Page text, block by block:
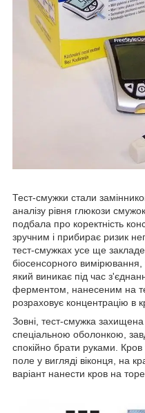
Тест-смужки стали
аналізу рівня глюкози
подбала про коректність
зручним і прибирає ризик
тест-смужках усе ще
біосенсорного
який виникає під час
ферментом, нанесеним на
розраховує концентрацію в
Зовні, тест-смужка захищена
спеціальною оболонкою,
спокійно брати руками.
поле у вигляді віконця, на
варіант нанести кров на